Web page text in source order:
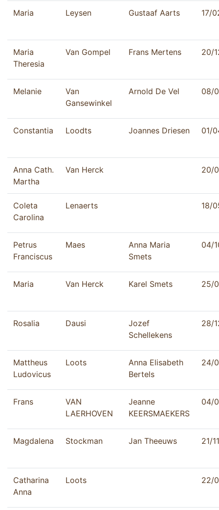
Maria Leysen Gustaaf Aarts 17/
Maria
Theresia
Van Gompel Frans Mertens 20/
Melanie
Van
Gansewinkel
Arnold De Vel 08/
Constantia Loodts Joannes Driesen 01/
Anna Cath.
Martha
Van Herck 20/
Coleta
Carolina
Lenaerts 18/
Petrus
Franciscus
Maes
Anna Maria
Smets
04/
Maria Van Herck Karel Smets 25/
Rosalia Dausi
Jozef
Schellekens
28/
Mattheus
Ludovicus
Loots
Anna Elisabeth
Bertels
24/
Frans
VAN
LAERHOVEN
Jeanne
KEERSMAEKERS
04/
Magdalena Stockman Jan Theeuws 21/
Catharina
Anna
Loots 22/